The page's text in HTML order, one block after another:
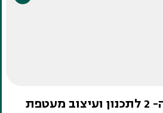
הכנס הבינלאומי ה- 2 לתכנון ועיצוב מעטפת